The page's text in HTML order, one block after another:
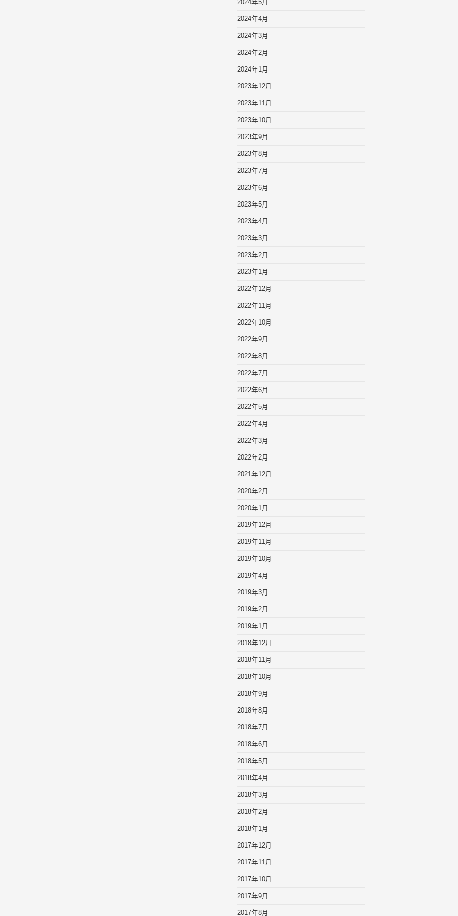
2024年5月
2024年4月
2024年3月
2024年2月
2024年1月
2023年12月
2023年11月
2023年10月
2023年9月
2023年8月
2023年7月
2023年6月
2023年5月
2023年4月
2023年3月
2023年2月
2023年1月
2022年12月
2022年11月
2022年10月
2022年9月
2022年8月
2022年7月
2022年6月
2022年5月
2022年4月
2022年3月
2022年2月
2021年12月
2020年2月
2020年1月
2019年12月
2019年11月
2019年10月
2019年4月
2019年3月
2019年2月
2019年1月
2018年12月
2018年11月
2018年10月
2018年9月
2018年8月
2018年7月
2018年6月
2018年5月
2018年4月
2018年3月
2018年2月
2018年1月
2017年12月
2017年11月
2017年10月
2017年9月
2017年8月